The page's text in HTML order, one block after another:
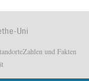
Uni
Zahlen und Fakten